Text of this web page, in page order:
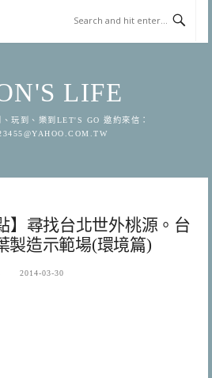
LIFE
玩到、樂到LET'S GO 邀約來信：
】尋找台北世外桃源。台
製造示範場(環境篇)
2014-03-30